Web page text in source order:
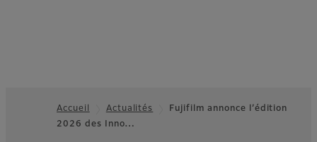
Footer
Accueil Actualités
Fujifilm annonce l’édition
2026 des Inno…